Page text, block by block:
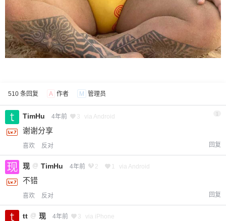
510 条回复 A 作者 M 管理员
TimHu 4年前 3 via Android 1
谢谢分享
喜欢 反对 回复
现 @ TimHu 4年前 2 1 via Android
不错
喜欢 反对 回复
tt @ 现 4年前 3 via iPhone